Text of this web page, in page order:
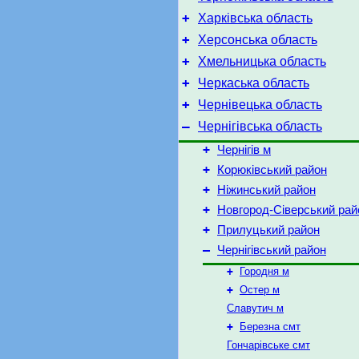
+ Харківська область
+ Херсонська область
+ Хмельницька область
+ Черкаська область
+ Чернівецька область
–
Чернігівська область
+
Чернігів м
+ Корюківський район
+ Ніжинський район
+ Новгород-Сіверський
+ Прилуцький район
– Чернігівський район
+
Городня м
+ Остер м
Славутич м
+
Березна смт
Гончарівське смт